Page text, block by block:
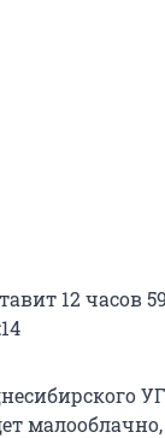
12 часов
малооблачно,